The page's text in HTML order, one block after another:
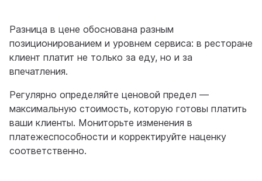
Разница в цене обоснована разным
позиционированием и уровнем сервиса: в ресторане
клиент платит не только за еду, но и за
впечатления.
Регулярно определяйте ценовой предел —
максимальную стоимость, которую готовы платить
ваши клиенты. Мониторьте изменения в
платежеспособности и корректируйте наценку
соответственно.